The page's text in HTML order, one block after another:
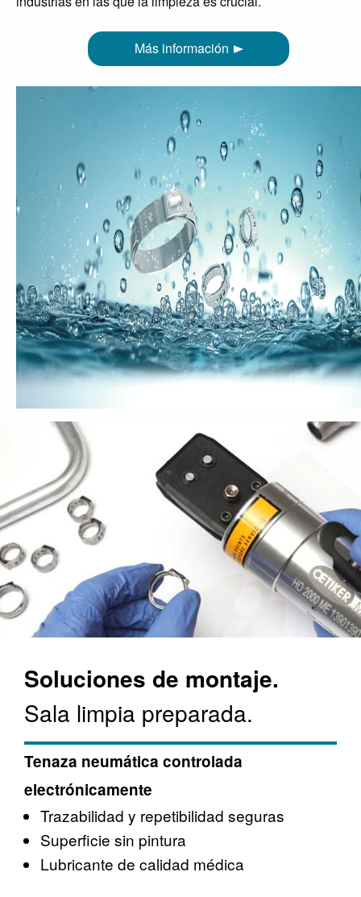
Más información
Soluciones de montaje.
Sala limpia preparada.
Tenaza neumática controlada
electrónicamente
Trazabilidad y repetibilidad seguras
Superficie sin pintura
Lubricante de calidad médica